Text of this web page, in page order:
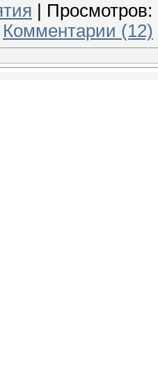
Просмотров:
Комментарии (12)